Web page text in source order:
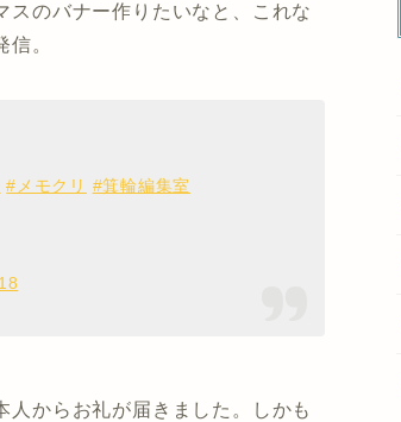
スのバナー作りたいなと、これな
。
#メモクリ #箕輪編集室
からお礼が届きました。しかも